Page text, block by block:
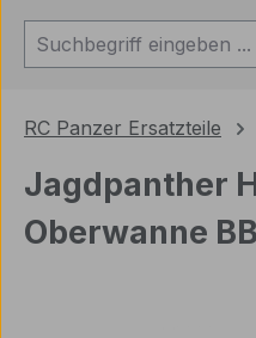
RC Panzer Ersatzteile
Jagdpanther
Oberwanne BB